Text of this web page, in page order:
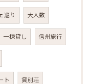
巡り 大人数
一棟貸し 信州旅行
ト 貸別荘